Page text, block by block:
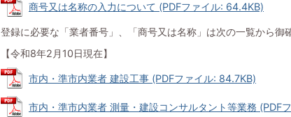
商号又は名称の入力について (PDFファイル: 64.4KB)
登録に必要な「業者番号」、「商号又は名称」は次の一覧から御
【令和8年2月10日現在】
市内・準市内業者 建設工事 (PDFファイル: 84.7KB)
市内・準市内業者 測量・建設コンサルタント等業務 (PDF